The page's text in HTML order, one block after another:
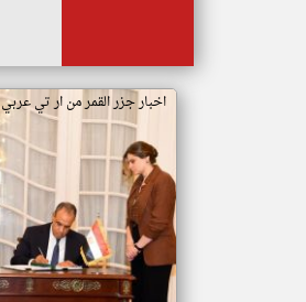
اخبار جزر القمر من ار تي عربي